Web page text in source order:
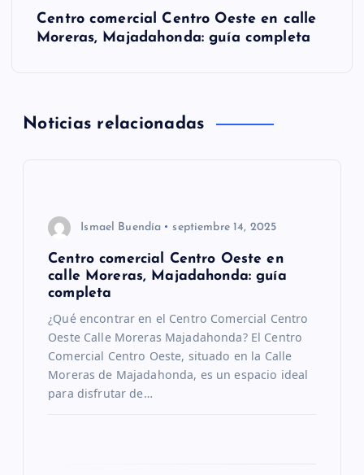
a
Centro comercial Centro Oeste en calle
Moreras, Majadahonda: guía completa
Noticias relacionadas
Ismael Buendía septiembre 14, 2025
Centro comercial Centro Oeste en
calle Moreras, Majadahonda: guía
completa
¿Qué encontrar en el Centro Comercial Centro
Oeste Calle Moreras Majadahonda? El Centro
Comercial Centro Oeste, situado en la Calle
Moreras de Majadahonda, es un espacio ideal
para disfrutar de…